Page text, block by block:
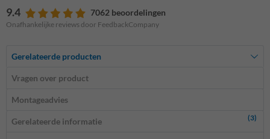
9.4 7062 beoordelingen
Onafhankelijke reviews door FeedbackCompany
Gerelateerde producten
Vragen over product
Montageadvies
Gerelateerde informatie (3)